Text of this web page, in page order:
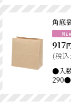
角底
917
(税込:
●入
290●